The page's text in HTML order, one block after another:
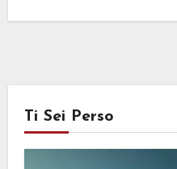
Ti Sei Perso